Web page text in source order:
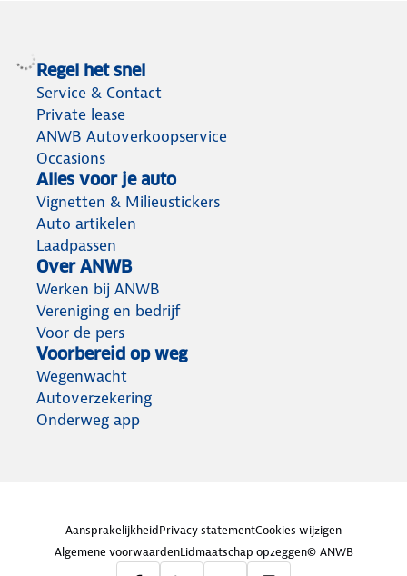
Regel het snel
Service & Contact
Private lease
ANWB Autoverkoopservice
Occasions
Alles voor je auto
Vignetten & Milieustickers
Auto artikelen
Laadpassen
Over ANWB
Werken bij ANWB
Vereniging en bedrijf
Voor de pers
Voorbereid op weg
Wegenwacht
Autoverzekering
Onderweg app
AansprakelijkheidPrivacy statementCookies wijzigen
Algemene voorwaardenLidmaatschap opzeggen© ANWB